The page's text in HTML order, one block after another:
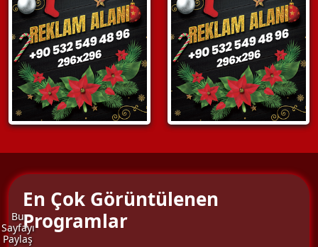
Bu
Sayfayı
Paylaş
En Çok Görüntülenen
Programlar